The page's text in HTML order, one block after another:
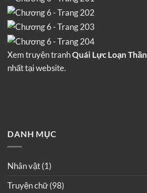
Xem truyện tranhQuái Lực Loạn Thần
nhất tại website.
DANH MỤC
Nhân vật(1)
Truyện chữ(98)